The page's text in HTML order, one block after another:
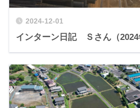
2024-12-01
インターン日記 Ｓさん（2024